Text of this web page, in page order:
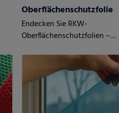
Oberflächenschutzfolie
Endecken Sie RKW-
Oberflächenschutzfolien –
und den Bedarf Ihrer Kunden